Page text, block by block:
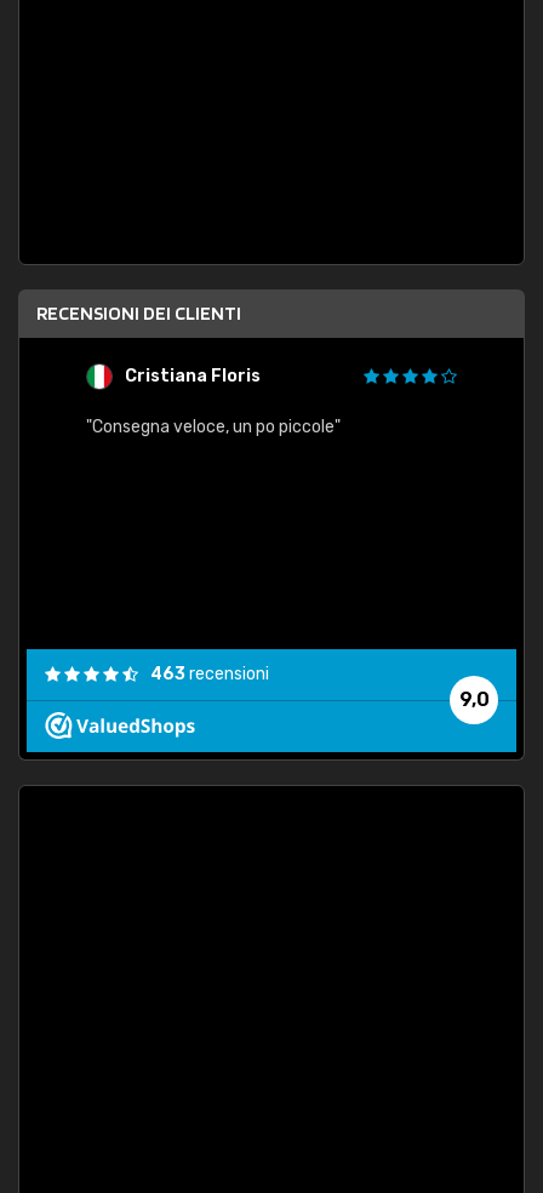
RECENSIONI DEI CLIENTI
Cristiana Floris
"Consegna veloce, un po piccole"
9,0
463recensioni